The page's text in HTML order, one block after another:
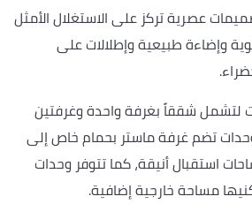
عصرية تركز على الاستغلال الأمثل
وإضاءة طبيعية وإطلالات على
لتشمل شققاً بغرفة واحدة وغرفتين
تضم غرفة ماستر بحمام خاص إلى
استقبال أنيقة، كما تتوفر وحدات
مساحة خارجية إضافية.